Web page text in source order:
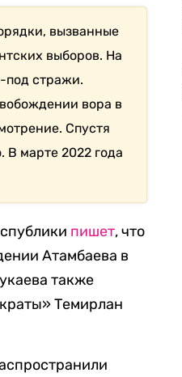
вызванные
выборов. На
под стражи.
вора в
Спустя
В марте 2022 года
пишет, что
Атамбаева в
также
Темирлан